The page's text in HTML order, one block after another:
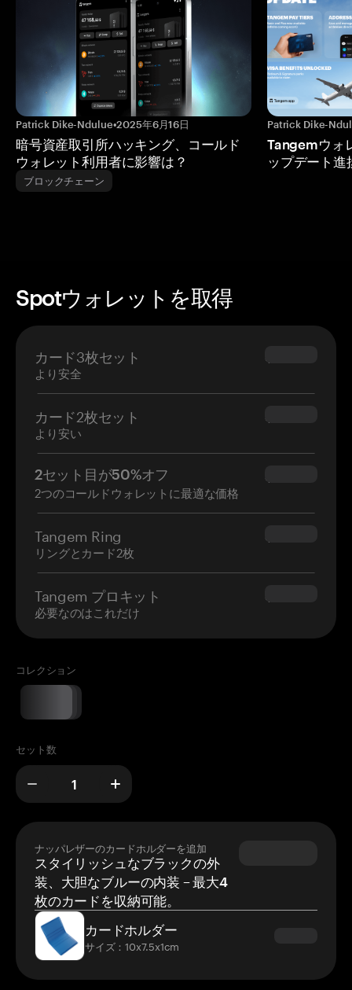
Patrick Dike-Ndulue•2025年6月16日
暗号資産取引所ハッキング、コールド
ウォレット利用者に影響は？
ブロックチェーン
Patrick Dike-
Tangemウォ
ップデート進
Spotウォレットを取得
カード3枚セット
より安全
$69.90
カード2枚セット
より安い
$54.90
2セット目が50%オフ
2つのコールドウォレットに最適な価格
$34.95
Tangem Ring
リングとカード2枚
$160.00
Tangem プロキット
必要なのはこれだけ
$180.00
コレクション
セット数
ナッパレザーのカードホルダーを追加
スタイリッシュなブラックの外
装、大胆なブルーの内装 – 最大4
枚のカードを収納可能。
カードホルダー
サイズ：10x7.5x1cm